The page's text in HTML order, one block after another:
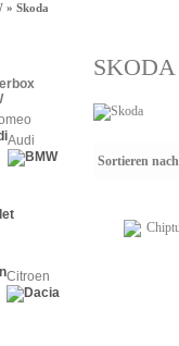
» Skoda
SKODA
Sortieren nach
Audi
Citroen